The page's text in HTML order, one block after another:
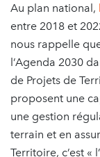
Au plan national,
entre 2018 et
nous rappelle
l’Agenda 2030
de Projets de
proposent une
une gestion
terrain et en
Territoire, c’est